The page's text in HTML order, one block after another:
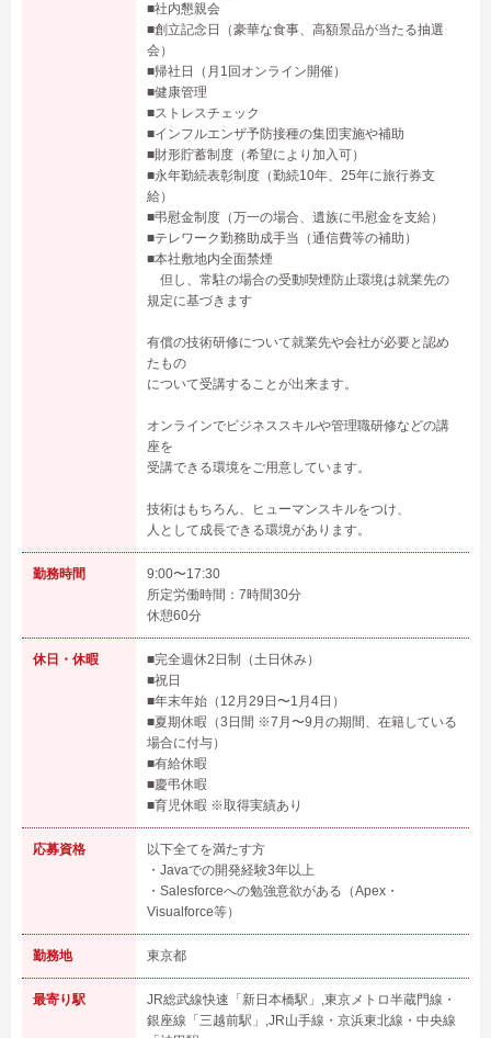
■社内懇親会
■創立記念日（豪華な食事、高額景品が当たる抽選
会）
■帰社日（月1回オンライン開催）
■健康管理
■ストレスチェック
■インフルエンザ予防接種の集団実施や補助
■財形貯蓄制度（希望により加入可）
■永年勤続表彰制度（勤続10年、25年に旅行券支
給）
■弔慰金制度（万一の場合、遺族に弔慰金を支給）
■テレワーク勤務助成手当（通信費等の補助）
■本社敷地内全面禁煙
但し、常駐の場合の受動喫煙防止環境は就業先の
規定に基づきます
有償の技術研修について就業先や会社が必要と認め
たもの
について受講することが出来ます。
オンラインでビジネススキルや管理職研修などの講
座を
受講できる環境をご用意しています。
技術はもちろん、ヒューマンスキルをつけ、
人として成長できる環境があります。
勤務時間
9:00〜17:30
所定労働時間：7時間30分
休憩60分
休日・休暇
■完全週休2日制（土日休み）
■祝日
■年末年始（12月29日〜1月4日）
■夏期休暇（3日間 ※7月〜9月の期間、在籍している
場合に付与）
■有給休暇
■慶弔休暇
■育児休暇 ※取得実績あり
応募資格
以下全てを満たす方
・Javaでの開発経験3年以上
・Salesforceへの勉強意欲がある（Apex・
Visualforce等）
勤務地 東京都
最寄り駅
JR総武線快速「新日本橋駅」,東京メトロ半蔵門線・
銀座線「三越前駅」,JR山手線・京浜東北線・中央線